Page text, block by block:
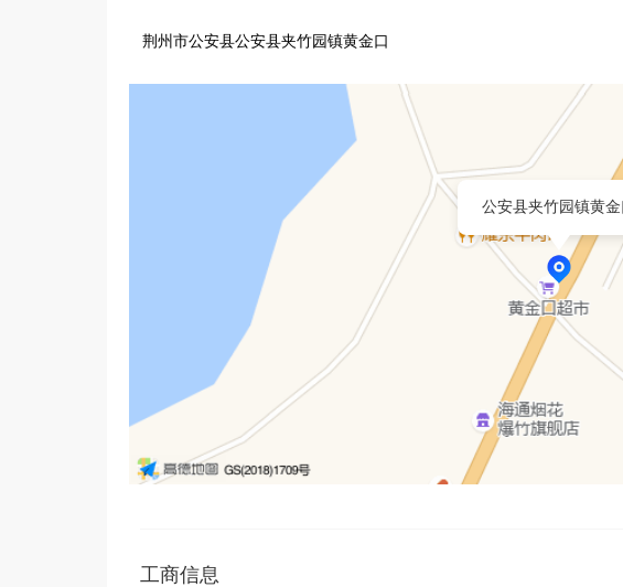
荆州市公安县公安县夹竹园镇黄金口
公安县夹竹园镇黄金
工商信息